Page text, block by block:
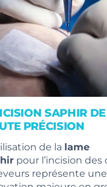
SAPHIR DE
PRÉCISION
de la lame
pour l’incision des
représente une